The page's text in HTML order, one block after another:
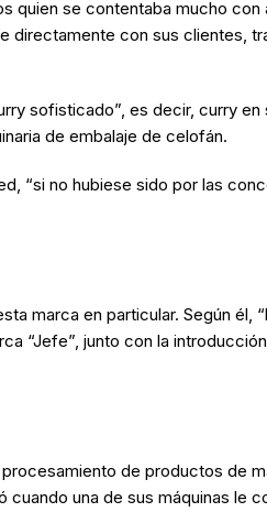
quien se contentaba mucho con
directamente con sus clientes,
sofisticado”, es decir, curry
de embalaje de celofán.
“si no hubiese sido por las
marca en particular. Según él,
“Jefe”, junto con la
de productos de
una de sus máquinas le